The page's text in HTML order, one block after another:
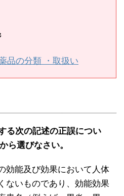
の分類 ・取扱い
る次の記述の正誤につい
ら選びなさい。
効能及び効果において人体
ないものであり、効能効果